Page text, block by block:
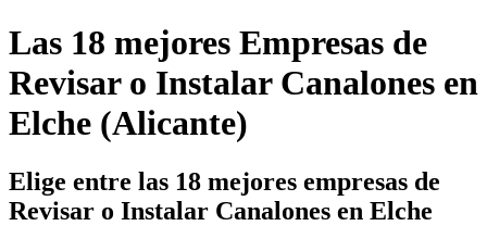
Las 18 mejores Empresas de
Revisar o Instalar Canalones en
Elche (Alicante)
Elige entre las 18 mejores empresas de
Revisar o Instalar Canalones en Elche